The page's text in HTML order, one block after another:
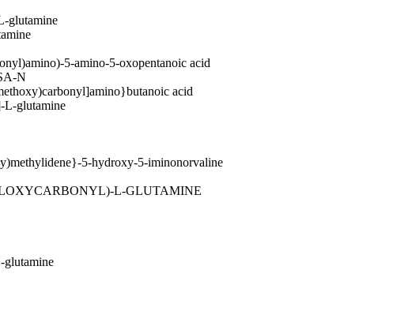
glutamine
5-amino-5-oxopentanoic acid
N
acid
L-glutamine
5-hydroxy-5-iminonorvaline
L-GLUTAMINE